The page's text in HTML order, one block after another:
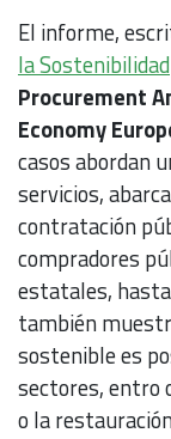
El informe,
la Sostenibilidad
Procurement
Economy
casos abordan
servicios,
contratación
compradores
estatales,
también
sostenible es
sectores, entro
o la